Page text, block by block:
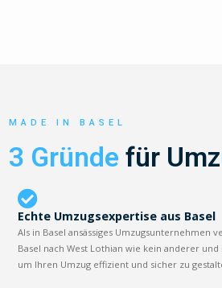
MADE IN BASEL
3 Gründe für
Echte Umzugsexpertise aus Basel
Als in Basel ansässiges Umzugsunternehmen
Basel nach West Lothian wie kein anderer
um Ihren Umzug effizient und sicher zu